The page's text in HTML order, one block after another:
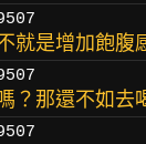
就是增加飽腹
？那還不如去